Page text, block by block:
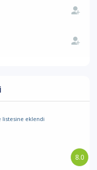
listesine eklendi
8.0